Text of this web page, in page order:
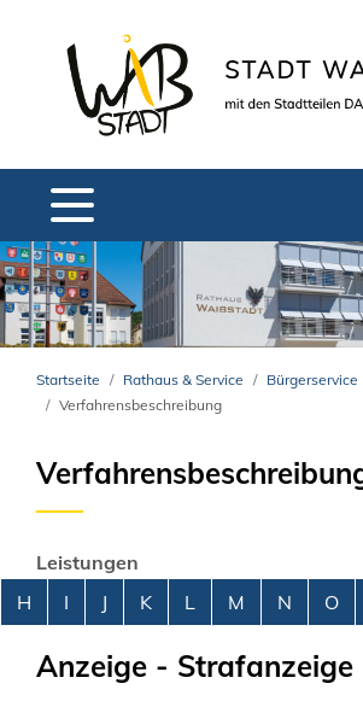
Startseite Rathaus & Service
Bürgerservice
Verfahrensbeschreibung
Leistungen
Alphabetisches Register
H I J K L M N O
Anzeige -